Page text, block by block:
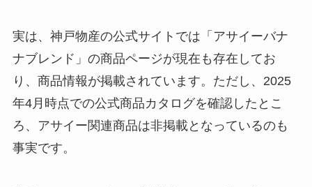
実は、神戸物産の公式サイトでは「アサイーバナ
ナブレンド」の商品ページが現在も存在してお
り、商品情報が掲載されています。ただし、2025
年4月時点での公式商品カタログを確認したとこ
ろ、アサイー関連商品は非掲載となっているのも
事実です。